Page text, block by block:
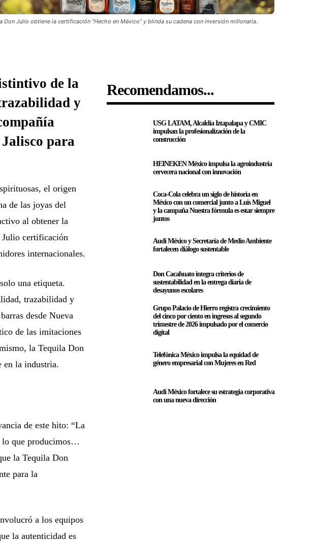
Don Julio obtiene la certificación “Hecho en México” y blinda su cadena con inversión millonaria.
de la
y
Jalisco para
el origen
de las joyas del
al obtener la
certificación
internacionales.
una etiqueta.
trazabilidad y
desde Nueva
de las imitaciones
la Tequila Don
en la industria.
de este hito: “La
que producimos…
la Tequila Don
para la
a los equipos
la autenticidad es
Recomendamos...
USG LATAM, Alcaldía Iztapalapa y CMIC
impulsan la profesionalización de la
construcción
HEINEKEN México impulsa la agroindustria
cervecera nacional con innovación
Coca-Cola celebra un siglo de historia en
México con un comercial junto a Luis Miguel
y la campaña Nuestra fórmula es estar siempre
juntos
Audi México y Secretaría de Medio Ambiente
fortalecen diálogo sustentable
Don Cacahuato integra criterios de
sustentabilidad en la entrega diaria de
desayunos escolares
Grupo Palacio de Hierro registra crecimiento
del cinco por ciento en ingresos al segundo
trimestre de 2026 impulsado por el comercio
digital
Telefónica México impulsa la equidad de
género empresarial con Mujeres en Red
Audi México fortalece su estrategia corporativa
con una nueva dirección